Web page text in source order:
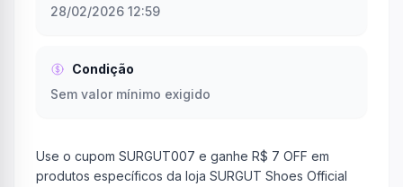
28/02/2026 12:59
Condição
Sem valor mínimo exigido
Use o cupom SURGUT007 e ganhe R$ 7 OFF em
produtos específicos da loja SURGUT Shoes Official